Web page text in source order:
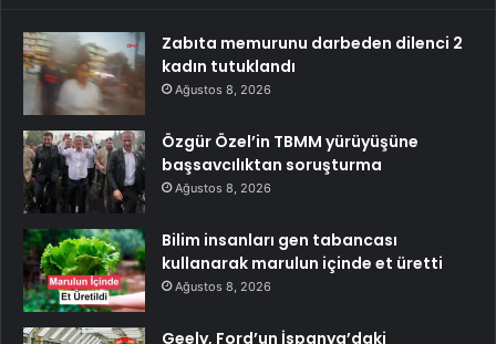
Zabıta memurunu darbeden dilenci 2
kadın tutuklandı
Ağustos 8, 2026
Özgür Özel’in TBMM yürüyüşüne
başsavcılıktan soruşturma
Ağustos 8, 2026
Bilim insanları gen tabancası
kullanarak marulun içinde et üretti
Ağustos 8, 2026
Geely, Ford’un İspanya’daki